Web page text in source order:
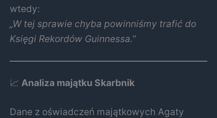
wtedy:
„W tej sprawie chyba powinniśmy trafić do
Księgi Rekordów Guinnessa.”
📈 Analiza majątku Skarbnik
Dane z oświadczeń majątkowych Agaty